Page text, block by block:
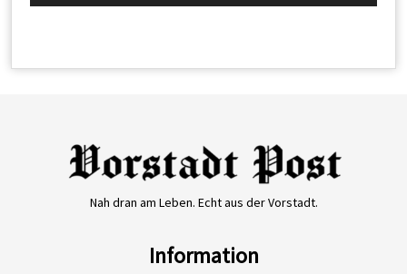
Nah dran am Leben. Echt aus der Vorstadt.
Information